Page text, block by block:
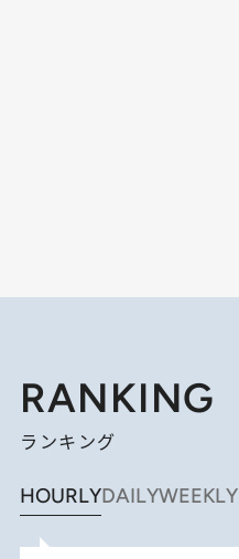
RANKING
ランキング
HOURLYDAILYWEEKLY